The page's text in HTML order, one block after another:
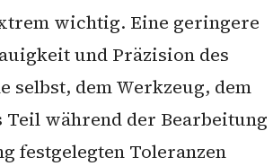
wichtig. Eine geringere
und Präzision des
selbst, dem Werkzeug, dem
während der Bearbeitung
festgelegten Toleranzen